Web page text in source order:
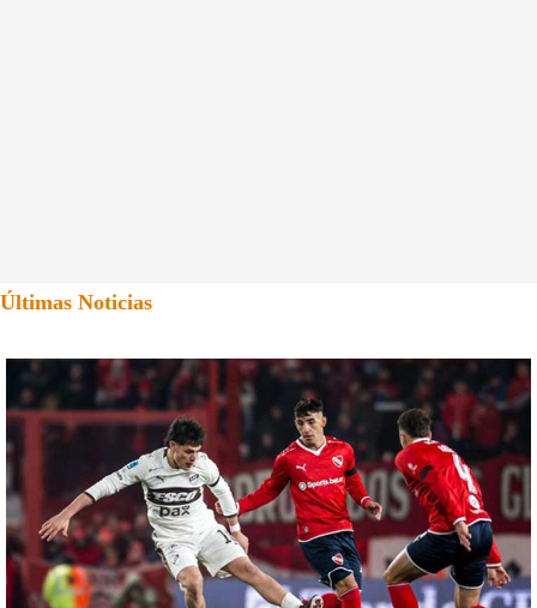
Últimas Noticias